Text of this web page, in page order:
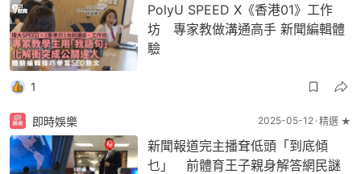
PolyU SPEED X《香港01》工作
坊 專家教做溝通高手 新聞編輯體
驗
1
即時娛樂 2025-05-12 精選 ★
新聞報道完主播耷低頭「到底傾
乜」 前體育王子親身解答網民謎